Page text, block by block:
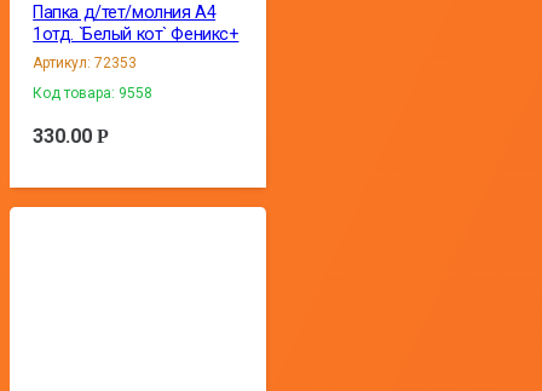
Папка д/тет/молния А4
1отд. `Белый кот` Феникс+
Артикул:72353
Код товара: 9558
330.00Р